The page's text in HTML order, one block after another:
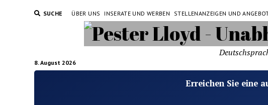
SUCHE ÜBER UNS INSERATE UND WERBEN STELLENANZEIGEN UND
8. August 2026
Erreichen Sie eine